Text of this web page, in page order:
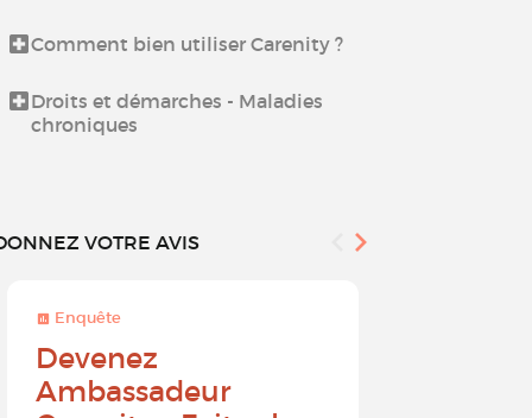
Comment bien utiliser Carenity ?
Droits et démarches - Maladies
chroniques
VOTRE AVIS
Enquête
Devenez
Ambassadeur